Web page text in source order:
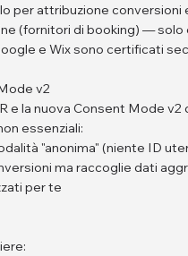
per attribuzione conversioni
(fornitori di booking) —
e Wix sono certificati
v2
e la nuova Consent Mode
essenziali:
"anonima" (niente ID
ma raccoglie dati
per te